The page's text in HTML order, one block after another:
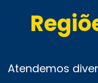
Atendemos